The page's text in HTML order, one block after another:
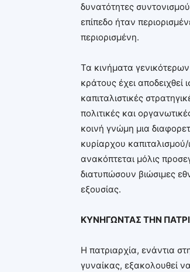
δυνατότητες
επίπεδο ήταν
περιορισμένη.
Τα κινήματα
κράτους έχει
καπιταλιστικές
πολιτικές και
κοινή γνώμη μια
κυρίαρχου
ανακόπτεται μόλις
διατυπώσουν βιώσιμες
εξουσίας.
ΚΥΝΗΓΩΝΤΑΣ ΤΗΝ
Η πατριαρχία, ενάντια
γυναίκας, εξακολουθεί